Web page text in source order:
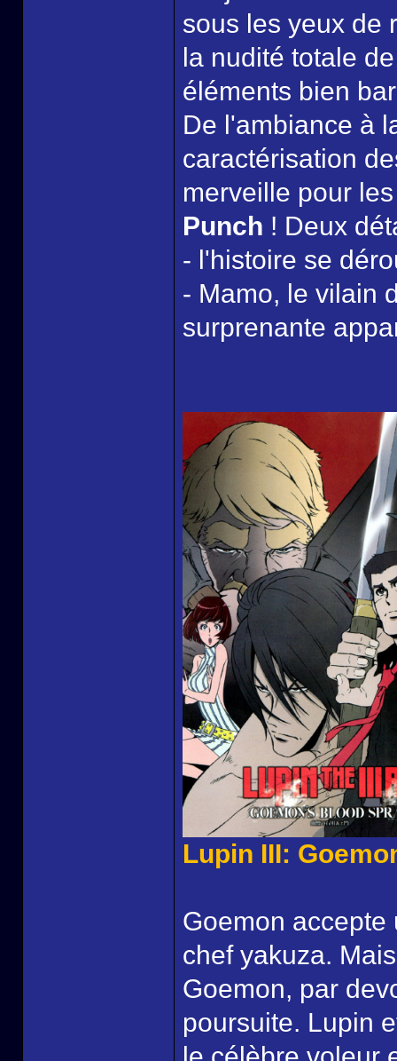
sous les yeux de
la nudité totale
éléments bien
De l'ambiance à
caractérisation
merveille pour
Punch ! Deux
- l'histoire se
- Mamo, le vilain
surprenante
Lupin III:
Goemon
chef yakuza.
Goemon, par
poursuite. Lupin